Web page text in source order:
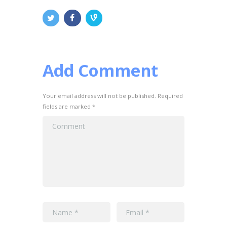
Add Comment
Your email address will not be published. Required
fields are marked *